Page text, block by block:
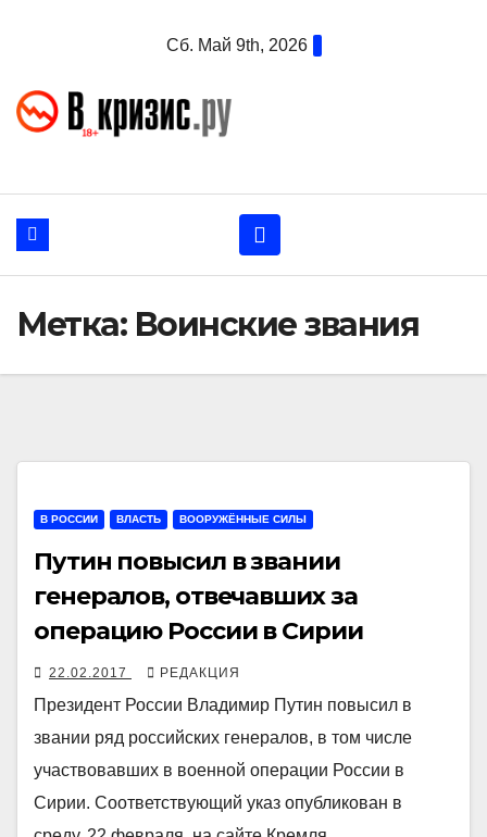
Сб. Май 9th, 2026
Метка: Воинские звания
В РОССИИ ВЛАСТЬ ВООРУЖЁННЫЕ СИЛЫ
Путин повысил в звании
генералов, отвечавших за
операцию России в Сирии
22.02.2017 РЕДАКЦИЯ
Президент России Владимир Путин повысил в
звании ряд российских генералов, в том числе
участвовавших в военной операции России в
Сирии. Соответствующий указ опубликован в